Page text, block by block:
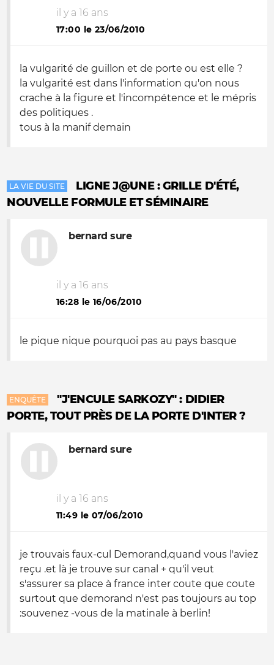
il y a 16 ans
17:00 le 23/06/2010
la vulgarité de guillon et de porte ou est elle ?
la vulgarité est dans l'information qu'on nous
crache à la figure et l'incompétence et le mépris
des politiques .
tous à la manif demain
LA VIE DU SITE
LIGNE J@UNE : GRILLE D'ÉTÉ,
NOUVELLE FORMULE ET SÉMINAIRE
bernard sure
il y a 16 ans
16:28 le 16/06/2010
le pique nique pourquoi pas au pays basque
ENQUÊTE
"J'ENCULE SARKOZY" : DIDIER
PORTE, TOUT PRÈS DE LA PORTE D'INTER ?
bernard sure
il y a 16 ans
11:49 le 07/06/2010
je trouvais faux-cul Demorand,quand vous l'aviez
reçu .et là je trouve sur canal + qu'il veut
s'assurer sa place à france inter coute que coute
surtout que demorand n'est pas toujours au top
:souvenez -vous de la matinale à berlin!